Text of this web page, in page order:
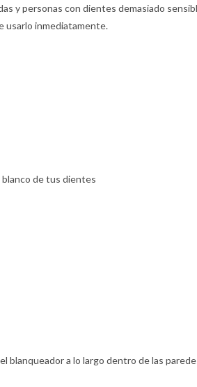
y personas con dientes demasiado
usarlo inmediatamente.
blanco de tus dientes
blanqueador a lo largo dentro de las